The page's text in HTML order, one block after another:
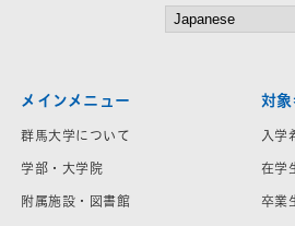
メインメニュー
群馬大学について
学部・大学院
附属施設・図書館
対
入学
在学
卒業